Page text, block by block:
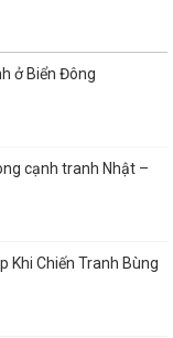
ở Biển Đông
cạnh tranh Nhật –
Khi Chiến Tranh Bùng